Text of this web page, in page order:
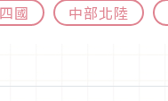
四國 中部北陸